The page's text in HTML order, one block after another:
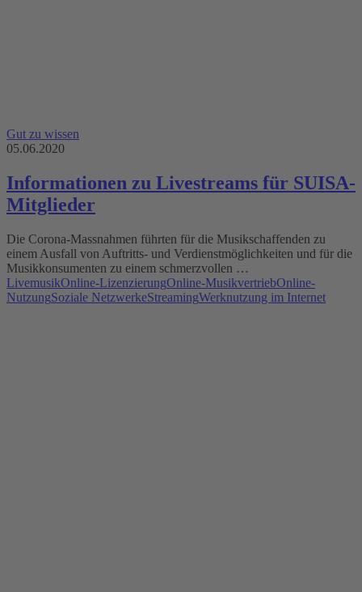
Gut zu wissen
05.06.2020
Informationen zu Livestreams für SUISA-
Mitglieder
Die Corona-Massnahmen führten für die Musikschaffenden zu
einem Ausfall von Auftritts- und Verdienstmöglichkeiten und für die
Musikkonsumenten zu einem schmerzvollen …
LivemusikOnline-LizenzierungOnline-MusikvertriebOnline-
NutzungSoziale NetzwerkeStreamingWerknutzung im Internet